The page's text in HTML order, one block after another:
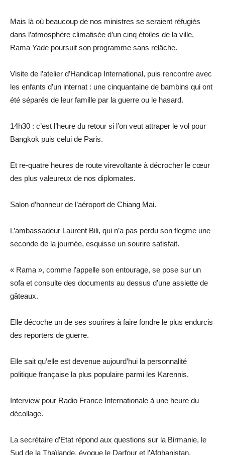
Mais là où beaucoup de nos ministres se seraient réfugiés
dans l’atmosphère climatisée d’un cinq étoiles de la ville,
Rama Yade poursuit son programme sans relâche.
Visite de l’atelier d’Handicap International, puis rencontre avec
les enfants d’un internat : une cinquantaine de bambins qui ont
été séparés de leur famille par la guerre ou le hasard.
14h30 : c’est l’heure du retour si l’on veut attraper le vol pour
Bangkok puis celui de Paris.
Et re-quatre heures de route virevoltante à décrocher le cœur
des plus valeureux de nos diplomates.
Salon d’honneur de l’aéroport de Chiang Mai.
L’ambassadeur Laurent Bili, qui n’a pas perdu son flegme une
seconde de la journée, esquisse un sourire satisfait.
« Rama », comme l’appelle son entourage, se pose sur un
sofa et consulte des documents au dessus d’une assiette de
gâteaux.
Elle décoche un de ses sourires à faire fondre le plus endurcis
des reporters de guerre.
Elle sait qu’elle est devenue aujourd’hui la personnalité
politique française la plus populaire parmi les Karennis.
Interview pour Radio France Internationale à une heure du
décollage.
La secrétaire d’Etat répond aux questions sur la Birmanie, le
Sud de la Thaïlande, évoque le Darfour et l’Afghanistan.